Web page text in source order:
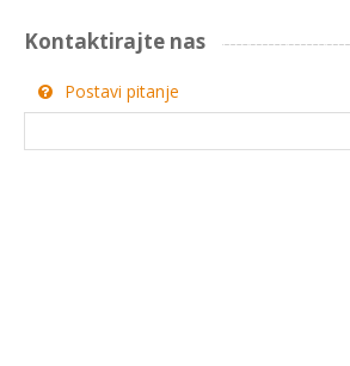
Kontaktirajte nas
Postavi pitanje